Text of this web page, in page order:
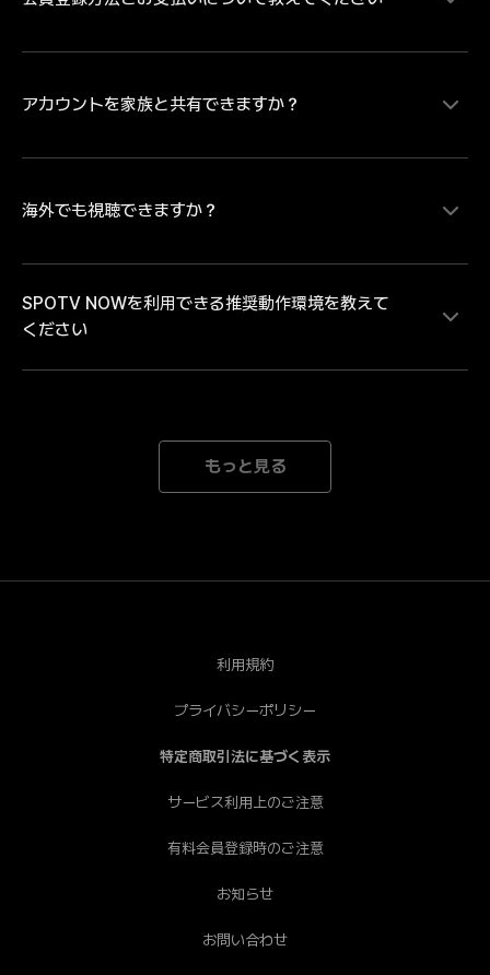
平ら日本を代表するプレイヤーの試合を中心にレギュラ
配信。MLB日本人選手ダイジェスト映像や試合ハイラ
録をしていただければどなたでも無料で視聴いただけま
登録後に有料会員への登録が必要となります。
SPOTV NOWの有料コンテンツをご視聴いただく場
お支払い方法のご登録にあたり Android端末のアプリか
play決済」 iOS端末のアプリからお支払い方法をご登録
のため、「クレジット/デビットカード、モバイルキャ
パス」の購入をご希望の場合は、SPOTV NOWのWEB
ページからお手続きを進めてください。※ご登録完了後
は、ご登録のメールアドレスとパスワードにてログイン
アカウントを家族と共有できますか？
各アカウントには、1人のユーザーのみがアクセスでき
と、自動的にログアウトされます。
海外でも視聴できますか？
SPOTV NOWは日本向けのサービスです。海外ではご
利用いただけません。中継権と著作権の範囲外にある海
外では、接続を遮断しております。海外中継者の権利を
解とご了承のほどよろしくお願いいたします。
SPOTV NOWを利用できる推奨動作環境を教えて
ください
以上のデバイスをご利用の場合でも、機器の性能が低下
された場合にはご利用になれない場合がございます。
す。
もっと見る
利用規約
プライバシーポリシー
特定商取引法に基づく表示
サービス利用上のご注意
有料会員登録時のご注意
お知らせ
お問い合わせ